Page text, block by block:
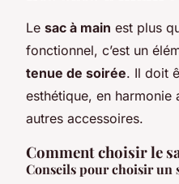
Le sac à main est plus
fonctionnel, c’est un
tenue de soirée. Il doit
esthétique, en
autres accessoires.
Comment choisir le
Conseils pour choisir un